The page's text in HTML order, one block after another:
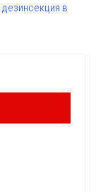
дезинсекция в